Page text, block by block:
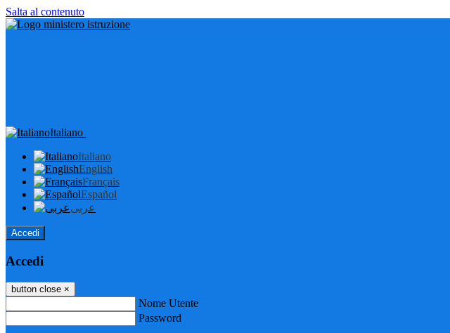
Salta al contenuto
Italiano
Italiano
English
Français
Español
عربى
Accedi
Accedi
button close ×
Nome Utente
Password